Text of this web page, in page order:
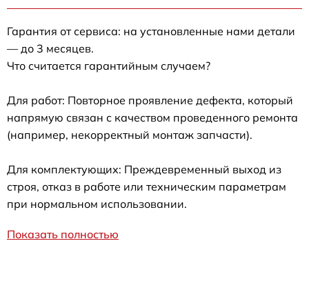
Гарантия от сервиса: на установленные нами детали
— до 3 месяцев.
Что считается гарантийным случаем?
Для работ: Повторное проявление дефекта, который
напрямую связан с качеством проведенного ремонта
(например, некорректный монтаж запчасти).
Для комплектующих: Преждевременный выход из
строя, отказ в работе или техническим параметрам
при нормальном использовании.
Показать полностью